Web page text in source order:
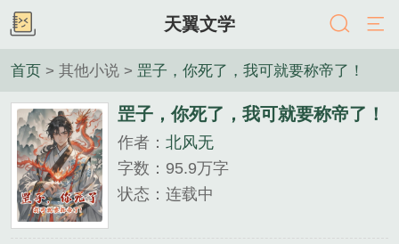
天翼文学
首页 > 其他小说 > 罡子，你死了，我可就要称帝了！
罡子，你死了，我可就要称帝了！
作者： 北风无
字数：95.9万字
状态：连载中